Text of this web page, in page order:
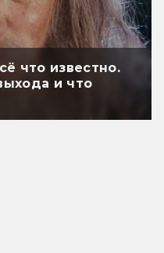
что известно.
и что